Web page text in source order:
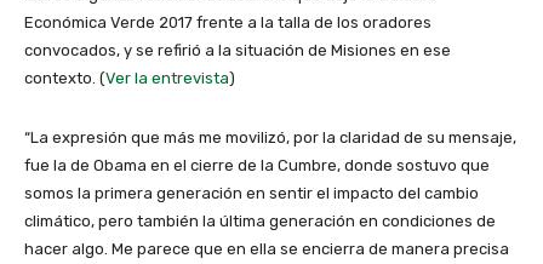
Económica Verde 2017 frente a la talla de los oradores
convocados, y se refirió a la situación de Misiones en ese
contexto. (Ver la entrevista)
“La expresión que más me movilizó, por la claridad de su mensaje,
fue la de Obama en el cierre de la Cumbre, donde sostuvo que
somos la primera generación en sentir el impacto del cambio
climático, pero también la última generación en condiciones de
hacer algo. Me parece que en ella se encierra de manera precisa